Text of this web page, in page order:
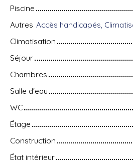
Piscine
Autres
Climatisation
Séjour
Chambres
Salle d'eau
WC
Étage
Construction
État intérieur